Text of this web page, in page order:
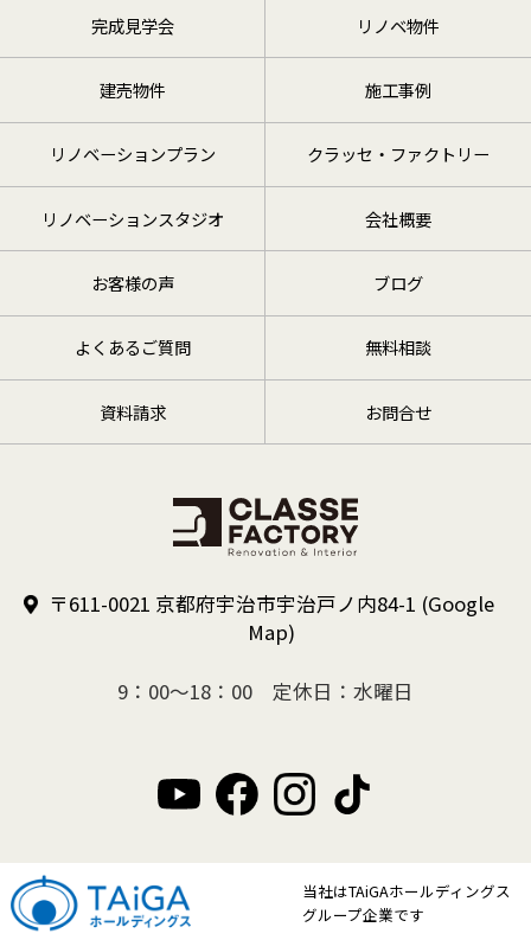
完成見学会 リノベ物件
建売物件 施工事例
リノベーションプラン クラッセ・ファクトリー
リノベーションスタジオ 会社概要
お客様の声 ブログ
よくあるご質問 無料相談
資料請求 お問合せ
〒611-0021 京都府宇治市宇治戸ノ内84-1 (Google
Map)
9：00～18：00 定休日：水曜日
当社はTAiGAホールディングス
グループ企業です